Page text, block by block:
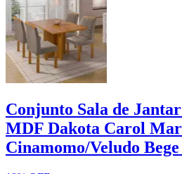
Conjunto Sala de
MDF Dakota Carol
Cinamomo/Veludo